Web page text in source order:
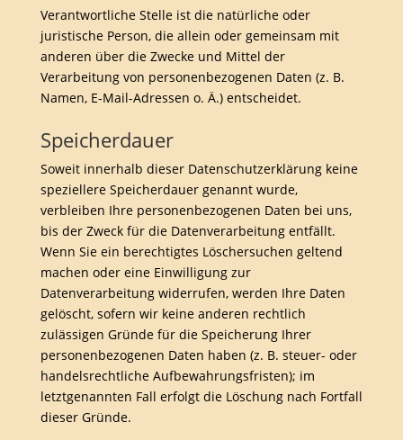
Verantwortliche Stelle ist die natürliche oder
juristische Person, die allein oder gemeinsam mit
anderen über die Zwecke und Mittel der
Verarbeitung von personenbezogenen Daten (z. B.
Namen, E-Mail-Adressen o. Ä.) entscheidet.
Speicherdauer
Soweit innerhalb dieser Datenschutzerklärung keine
speziellere Speicherdauer genannt wurde,
verbleiben Ihre personenbezogenen Daten bei uns,
bis der Zweck für die Datenverarbeitung entfällt.
Wenn Sie ein berechtigtes Löschersuchen geltend
machen oder eine Einwilligung zur
Datenverarbeitung widerrufen, werden Ihre Daten
gelöscht, sofern wir keine anderen rechtlich
zulässigen Gründe für die Speicherung Ihrer
personenbezogenen Daten haben (z. B. steuer- oder
handelsrechtliche Aufbewahrungsfristen); im
letztgenannten Fall erfolgt die Löschung nach Fortfall
dieser Gründe.